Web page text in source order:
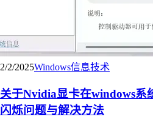
2/2/2025Windows信息技术
关于Nvidia显卡在windows系
闪烁问题与解决方法